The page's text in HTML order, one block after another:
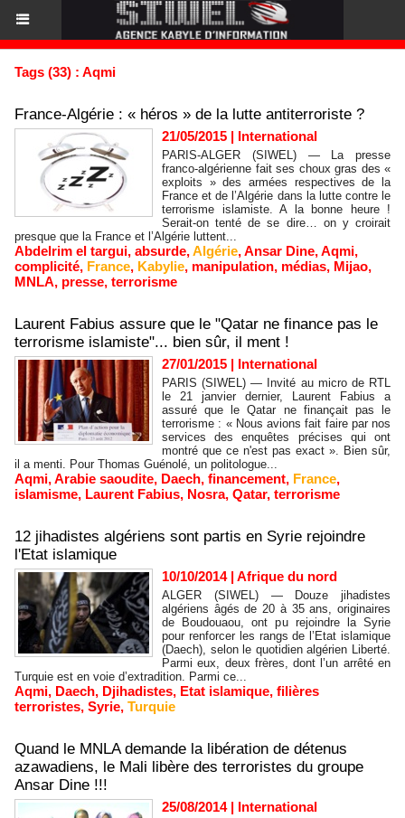
Tags (33) : Aqmi
France-Algérie : « héros » de la lutte antiterroriste ?
21/05/2015 | International
PARIS-ALGER (SIWEL) — La presse
franco-algérienne fait ses choux gras des «
exploits » des armées respectives de la
France et de l’Algérie dans la lutte contre le
terrorisme islamiste. A la bonne heure !
Serait-on tenté de se dire… on y croirait
presque que la France et l’Algérie luttent...
Abdelrim el targui, absurde,Algérie,Ansar Dine,Aqmi,
complicité, France, Kabylie, manipulation, médias, Mijao,
MNLA, presse, terrorisme
Laurent Fabius assure que le "Qatar ne finance pas le
terrorisme islamiste"... bien sûr, il ment !
27/01/2015 | International
PARIS (SIWEL) — Invité au micro de RTL
le 21 janvier dernier, Laurent Fabius a
assuré que le Qatar ne finançait pas le
terrorisme : « Nous avions fait faire par nos
services des enquêtes précises qui ont
montré que ce n'est pas exact ». Bien sûr,
il a menti. Pour Thomas Guénolé, un politologue...
Aqmi,Arabie saoudite, Daech, financement, France,
islamisme, Laurent Fabius, Nosra, Qatar, terrorisme
12 jihadistes algériens sont partis en Syrie rejoindre
l'Etat islamique
10/10/2014| Afrique du nord
ALGER (SIWEL) — Douze jihadistes
algériens âgés de 20 à 35 ans, originaires
de Boudouaou, ont pu rejoindre la Syrie
pour renforcer les rangs de l’Etat islamique
(Daech), selon le quotidien algérien Liberté.
Parmi eux, deux frères, dont l’un arrêté en
Turquie est en voie d’extradition. Parmi ce...
Aqmi, Daech, Djihadistes, Etat islamique, filières
terroristes, Syrie, Turquie
Quand le MNLA demande la libération de détenus
azawadiens, le Mali libère des terroristes du groupe
Ansar Dine !!!
25/08/2014| International